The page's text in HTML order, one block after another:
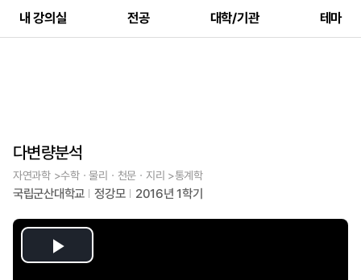
내 강의실 전공 대학/기관 테마
다변량분석
자연과학 >수학ㆍ물리ㆍ천문ㆍ지리 >통계학
국립군산대학교 정강모 2016년 1학기
Play